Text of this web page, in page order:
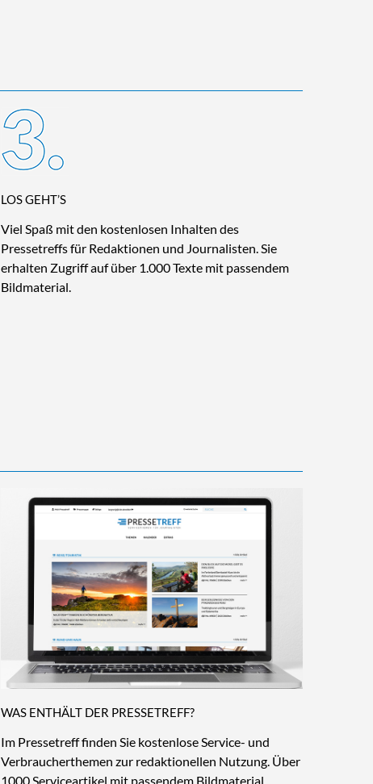
LOS GEHT’S
Viel Spaß mit den kostenlosen Inhalten des
Pressetreffs für Redaktionen und Journalisten. Sie
erhalten Zugriff auf über 1.000 Texte mit passendem
Bildmaterial.
WAS ENTHÄLT DER PRESSETREFF?
Im Pressetreff finden Sie kostenlose Service- und
Verbraucherthemen zur redaktionellen Nutzung. Über
1000 Serviceartikel mit passendem Bildmaterial